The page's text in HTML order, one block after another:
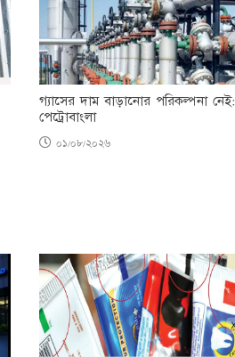
গ্যাসের দাম বাড়ানোর পরিকল্পনা নেই:
পেট্রোবাংলা
০১/০৮/২০২৬